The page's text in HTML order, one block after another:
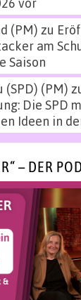
(PM) zu
am
Saison
(SPD) (PM)
Die SPD
Ideen in
– DER